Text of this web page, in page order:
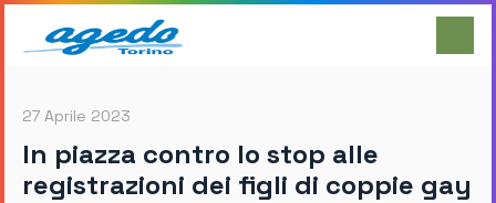
27 Aprile 2023
In piazza contro lo stop alle
registrazioni dei figli di coppie gay